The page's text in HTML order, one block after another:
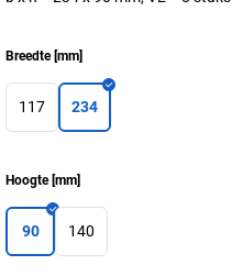
Breedte[mm]
117 234
Hoogte[mm]
90 140